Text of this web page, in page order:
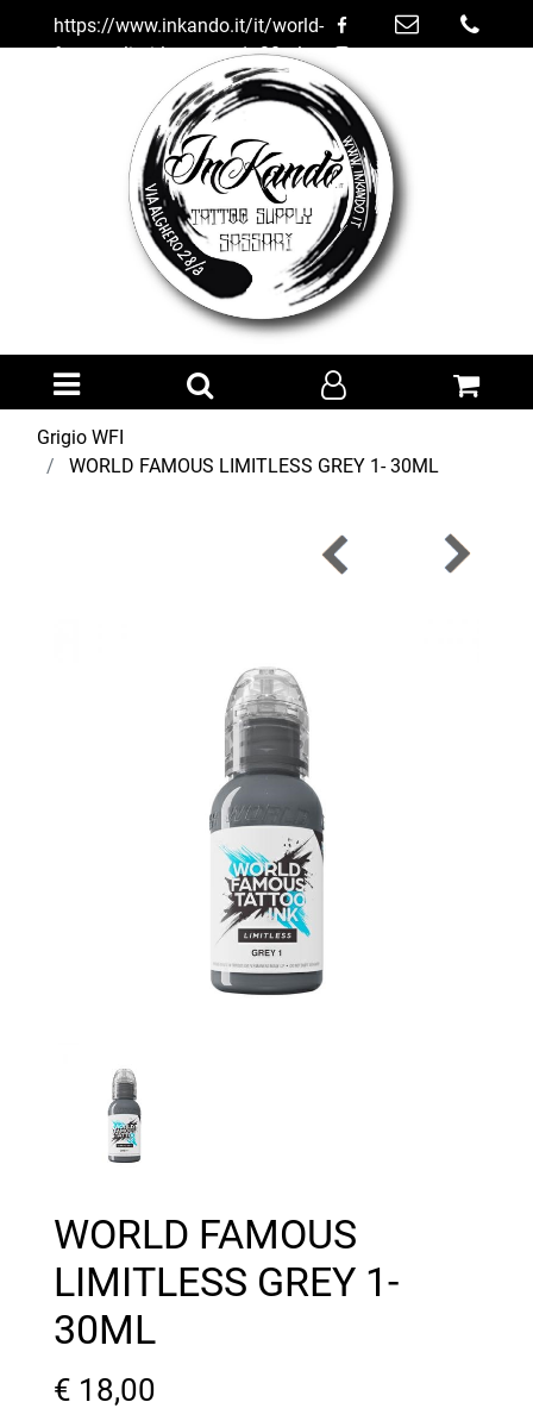
https://www.inkando.it/it/world-
famous-limitless-grey-1--30ml
Open menu
Grigio WFI
WORLD FAMOUS LIMITLESS GREY 1- 30ML
WORLD FAMOUS
LIMITLESS GREY 1-
30ML
€ 18,00